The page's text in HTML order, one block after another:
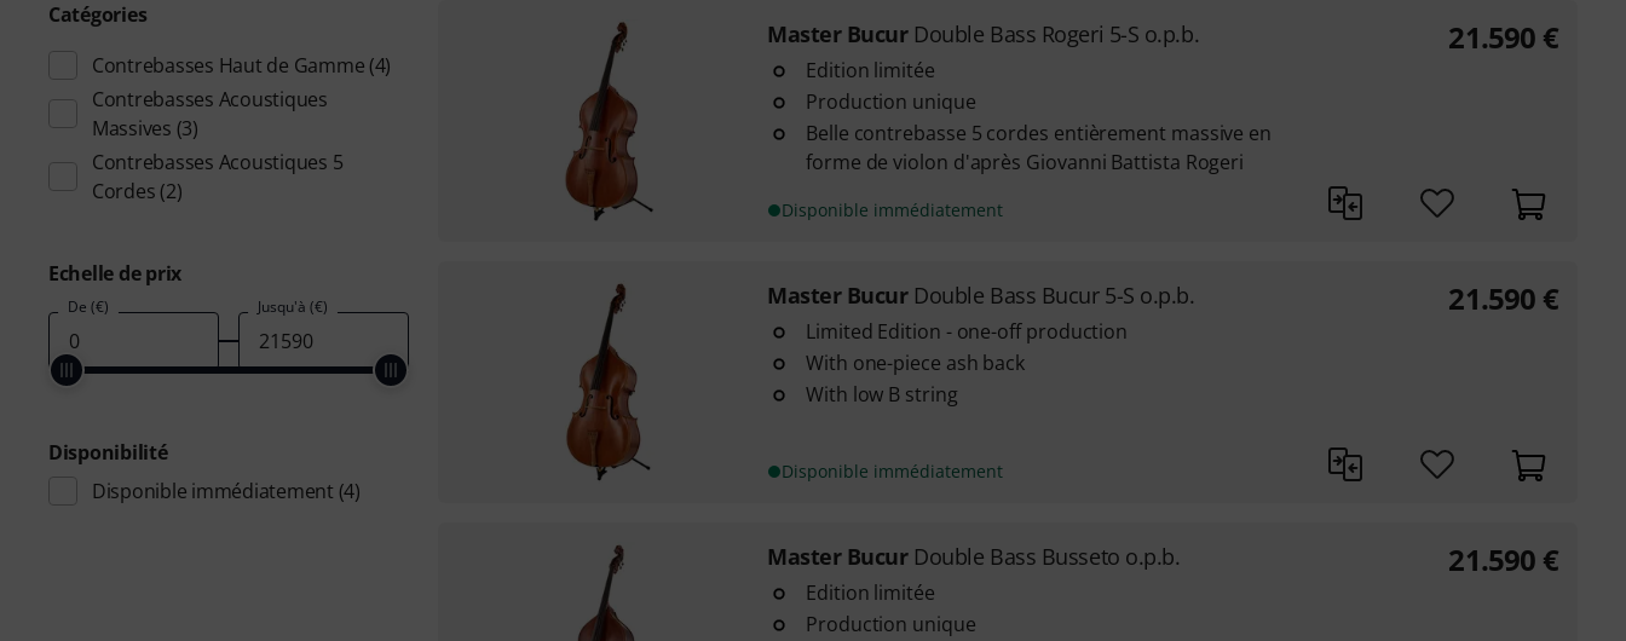
Catégories
Contrebasses Haut de Gamme (4)
Contrebasses Acoustiques
Massives (3)
Contrebasses Acoustiques 5
Cordes (2)
Echelle de prix
De (€) Jusqu'à (€)
Disponibilité
Disponible immédiatement (4)
Master Bucur Double Bass Rogeri 5-S o.p.b.
Edition limitée
Production unique
Belle contrebasse 5 cordes entièrement massive en
forme de violon d'après Giovanni Battista Rogeri
Disponible immédiatement
21.590 €
Master Bucur Double Bass Bucur 5-S o.p.b.
Limited Edition - one-off production
With one-piece ash back
With low B string
Disponible immédiatement
21.590 €
Master Bucur Double Bass Busseto o.p.b.
Edition limitée
Production unique
21.590 €